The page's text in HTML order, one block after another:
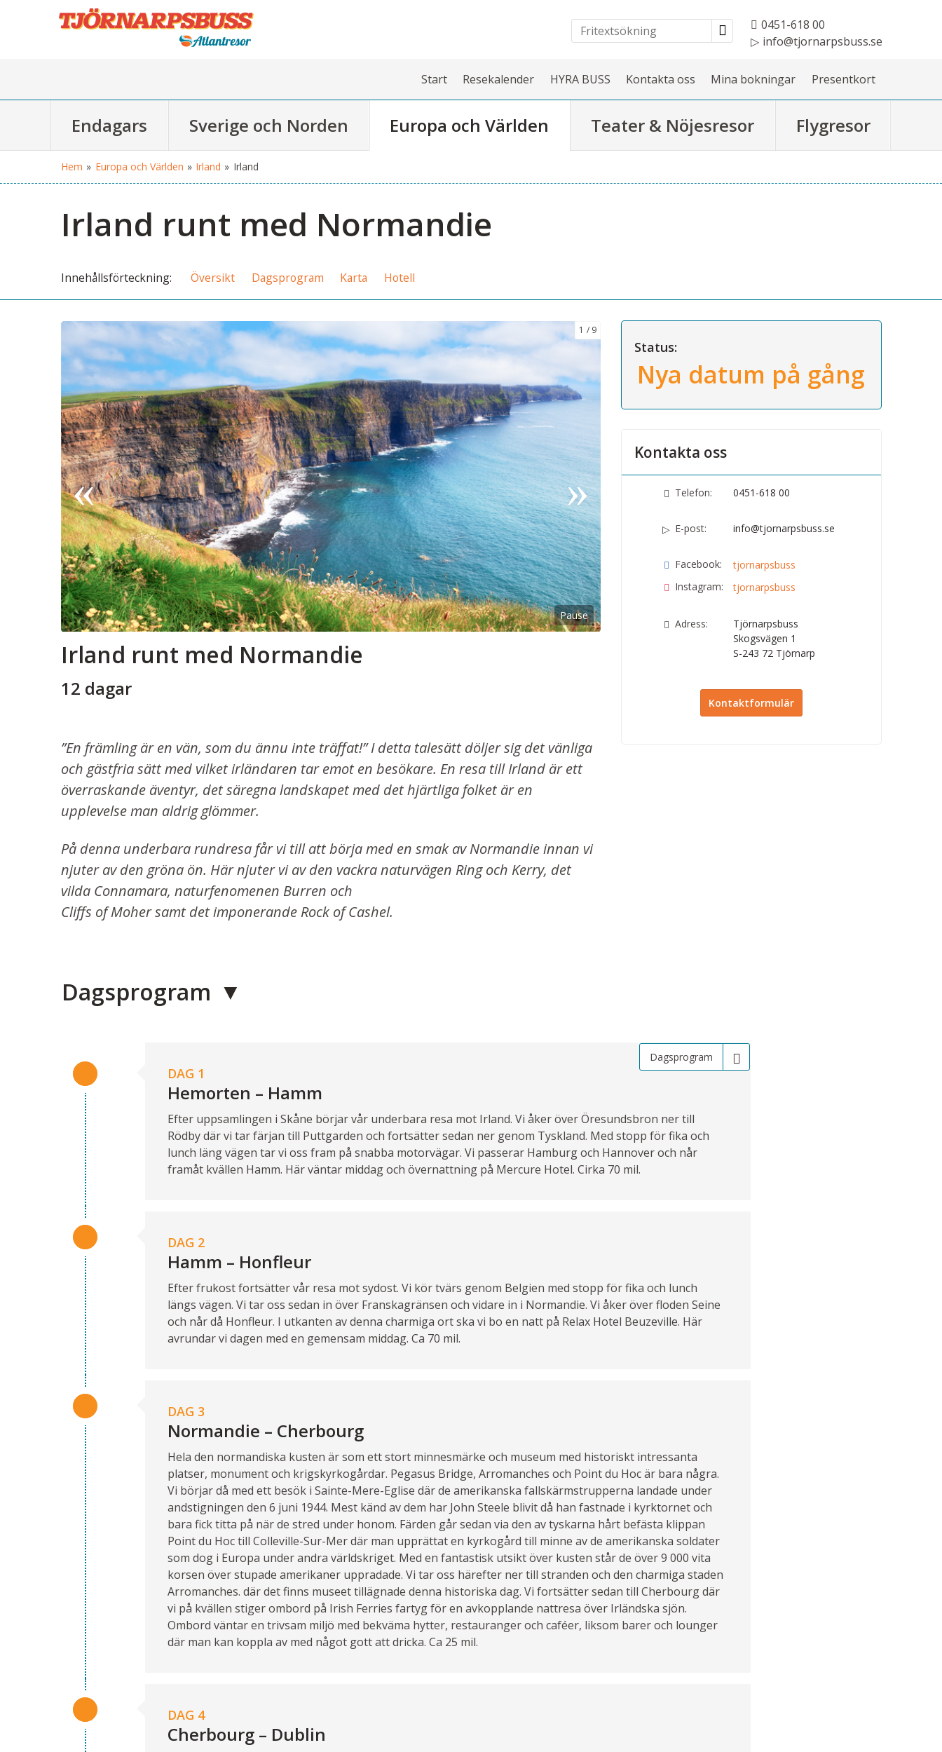
0451-618 00
info@tjornarpsbuss.se
Start Resekalender HYRA BUSS Kontakta oss Mina bokningar Presentkort
Endagars Sverige och Norden Europa och Världen Teater & Nöjesresor Flygresor
Hem » Europa och Världen » Irland » Irland
Irland runt med Normandie
Innehållsförteckning Översikt Dagsprogram Karta Hotell
Pause
1 9
Irland runt med Normandie
12 dagar
”En främling är en vän, som du ännu inte träffat!” I detta talesätt döljer sig det vänliga
och gästfria sätt med vilket irländaren tar emot en besökare. En resa till Irland är ett
överraskande äventyr, det säregna landskapet med det hjärtliga folket är en
upplevelse man aldrig glömmer.
På denna underbara rundresa får vi till att börja med en smak av Normandie innan vi
njuter av den gröna ön. Här njuter vi av den vackra naturvägen Ring och Kerry, det
vilda Connamara, naturfenomenen Burren och
Cliffs of Moher samt det imponerande Rock of Cashel.
Status:
Nya datum på gång
Kontakta oss
Telefon: 0451-618 00
E-post: info@tjornarpsbuss.se
Facebook:
tjornarpsbuss
Instagram:
tjornarpsbuss
Adress:
Tjörnarpsbuss
Skogsvägen 1
S-243 72 Tjörnarp
Kontaktformulär
Dagsprogram
Dagsprogram
DAG 1
Hemorten – Hamm
Efter uppsamlingen i Skåne börjar vår underbara resa mot Irland. Vi åker över Öresundsbron ner till
Rödby där vi tar färjan till Puttgarden och fortsätter sedan ner genom Tyskland. Med stopp för fika och
lunch läng vägen tar vi oss fram på snabba motorvägar. Vi passerar Hamburg och Hannover och når
framåt kvällen Hamm. Här väntar middag och övernattning på Mercure Hotel. Cirka 70 mil.
DAG 2
Hamm – Honfleur
Efter frukost fortsätter vår resa mot sydost. Vi kör tvärs genom Belgien med stopp för fika och lunch
längs vägen. Vi tar oss sedan in över Franskagränsen och vidare in i Normandie. Vi åker över floden Seine
och når då Honfleur. I utkanten av denna charmiga ort ska vi bo en natt på Relax Hotel Beuzeville. Här
avrundar vi dagen med en gemensam middag. Ca 70 mil.
DAG 3
Normandie – Cherbourg
Hela den normandiska kusten är som ett stort minnesmärke och museum med historiskt intressanta
platser, monument och krigskyrkogårdar. Pegasus Bridge, Arromanches och Point du Hoc är bara några.
Vi börjar då med ett besök i Sainte-Mere-Eglise där de amerikanska fallskärmstrupperna landade under
andstigningen den 6 juni 1944. Mest känd av dem har John Steele blivit då han fastnade i kyrktornet och
bara fick titta på när de stred under honom. Färden går sedan via den av tyskarna hårt befästa klippan
Point du Hoc till Colleville-Sur-Mer där man upprättat en kyrkogård till minne av de amerikanska soldater
som dog i Europa under andra världskriget. Med en fantastisk utsikt över kusten står de över 9 000 vita
korsen över stupade amerikaner uppradade. Vi tar oss härefter ner till stranden och den charmiga staden
Arromanches. där det finns museet tillägnade denna historiska dag. Vi fortsätter sedan till Cherbourg där
vi på kvällen stiger ombord på Irish Ferries fartyg för en avkopplande nattresa över Irländska sjön.
Ombord väntar en trivsam miljö med bekväma hytter, restauranger och caféer, liksom barer och lounger
där man kan koppla av med något gott att dricka. Ca 25 mil.
DAG 4
Cherbourg – Dublin